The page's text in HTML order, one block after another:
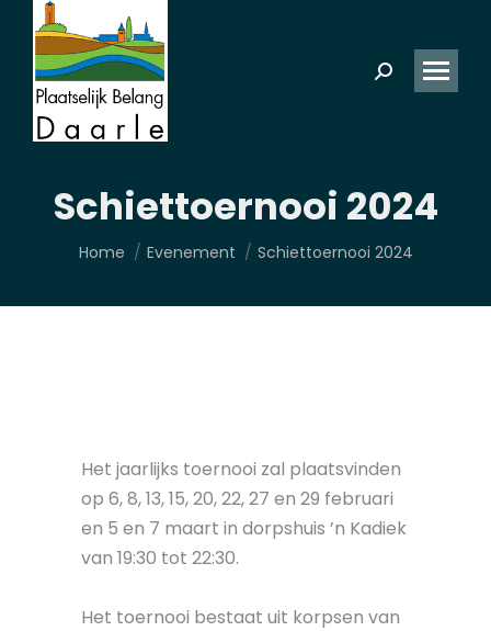
Zoeken:
Schiettoernooi 2024
Je bent hier:
Home Evenement Schiettoernooi 2024
Het jaarlijks toernooi zal plaatsvinden
op 6, 8, 13, 15, 20, 22, 27 en 29 februari
en 5 en 7 maart in dorpshuis ’n Kadiek
van 19:30 tot 22:30.
Het toernooi bestaat uit korpsen van